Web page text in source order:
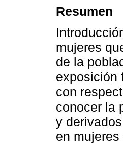
Resumen
mujeres
de la
exposición
con
conocer la
y
en